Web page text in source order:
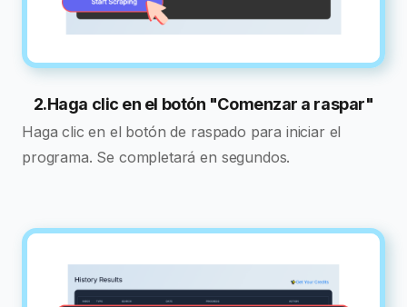
2.Haga clic en el botón "Comenzar a raspar"
Haga clic en el botón de raspado para iniciar el
programa. Se completará en segundos.